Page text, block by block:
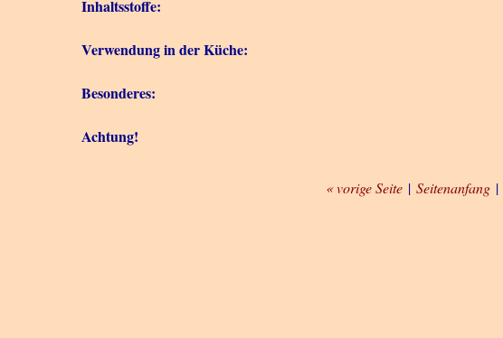
Inhaltsstoffe:
Verwendung in der Küche:
Besonderes:
Achtung!
« vorige Seite | Seitenanfang |